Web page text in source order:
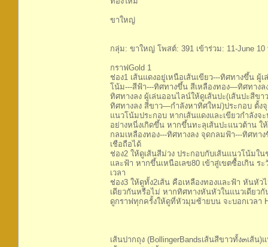
ขาใหญ่
กลุ่ม: ขาใหญ่ โพสต์: 391 เข้าร่วม: 11-June
กราฟGold 1
ช่อง1 เส้นแดงอยู่เหนือเส้นเขียว---ทิศทางขึ้น
โน้ม---สีฟ้า---ทิศทางขึ้น สีเหลืองทอง—ทิศทางล
ทิศทางลง ผู้เล่นออนไลน์ให้ดูเส้นปะ(เส้นปะสีข
ทิศทางลง สีขาว—กำลังหาทิศใหม่)ประกอบ ตั้ง
แนวโน้มประกอบ หากเส้นแดงและเขียวกำลัง
อย่างหนี่งเกิดขึ้น หากขึ้นทะลุเส้นปะแนวต้าน
กลมเหลืองทอง---ทิศทางลง จุดกลมฟ้า---ทิศท
เชือถือได้
ช่อง2 ให้ดูเส้นสีม่วง ประกอบกับเส้นแนวโน้มใ
และฟ้า หากขึ้นเหนือเลข80 เข้าสู่เขตซื้อเกิน ร
เวลา
ช่อง3 ให้ดูทั้ง2เส้น คือเหลืองทองและฟ้า หันหั
เดียวกันหรือไม่ หากทิศทางหันหัวในแนวเดียว
ดูกราฟทุกครั้งให้ดูที่หัวมุมซ้ายบน จะบอกเวลา
เส้นปากถุง (BollingerBandsเส้นสีขาวทั้ง๓เส้น)